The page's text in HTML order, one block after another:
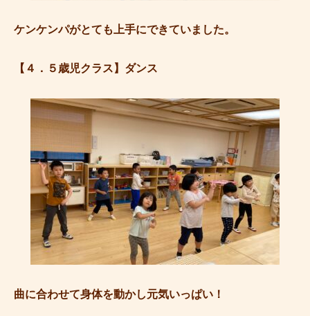
ケンケンパがとても上手にできていました。
【４．５歳児クラス】ダンス
曲に合わせて身体を動かし元気いっぱい！